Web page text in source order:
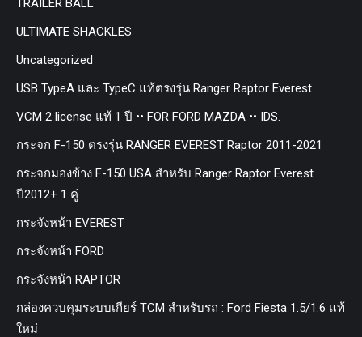
ULTIMATE SHACKLES
Uncategorized
USB TypeA และ TypeC แท้ตรงรุ่น Ranger Raptor Everest
VCM 2 license แท้ 1 ปี •• FOR FORD MAZDA •• IDS.
กระจก F-150 ตรงรุ่น RANGER EVEREST Raptor 2011-2021
กระจกมองข้าง F-150 USA สำหรับ Ranger Raptor Everest
ปี2012+ 1 คู่
กระจังหน้า EVEREST
กระจังหน้า FORD
กระจังหน้า RAPTOR
กล่องควบคุมระบบเกียร์ TCM สำหรับรถ : Ford Fiesta 1.5/1.6 แท้
ใหม่